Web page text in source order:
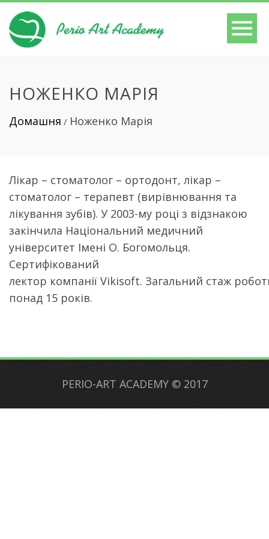
НОЖЕНКО МАРІЯ
Домашня / Ноженко Марія
Лікар – стоматолог – ортодонт, лікар –
стоматолог – терапевт (вирівнювання та
лікування зубів). У 2003-му році з відзнакою
закінчила Національний медичний
університет Імені О. Богомольця.
Сертифікований
лектор компанії Vikisoft. Загальний стаж
понад 15 років.
PERIO-ART ACADEMY © 2017